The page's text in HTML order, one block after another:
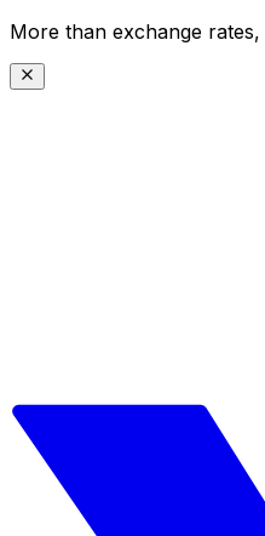
More than exchange rates,